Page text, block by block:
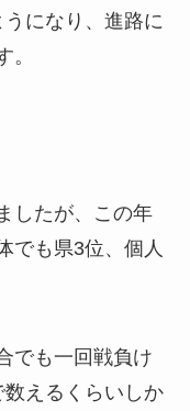
になり、進路に
。
したが、この年
でも県3位、個人
でも一回戦負け
えるくらいしか